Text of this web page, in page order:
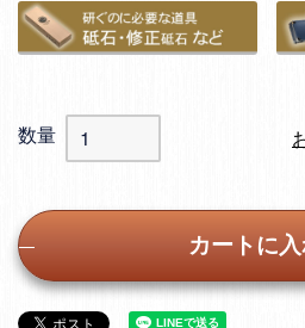
カートに